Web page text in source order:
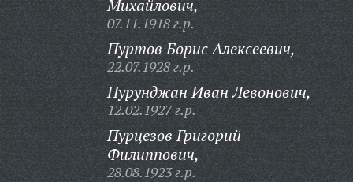
Михайлович,
07.11.1918 г.р.
Пуртов Борис Алексеевич,
22.07.1928 г.р.
Пурунджан Иван Левонович,
12.02.1927 г.р.
Пурцезов Григорий
Филиппович,
28.08.1923 г.р.